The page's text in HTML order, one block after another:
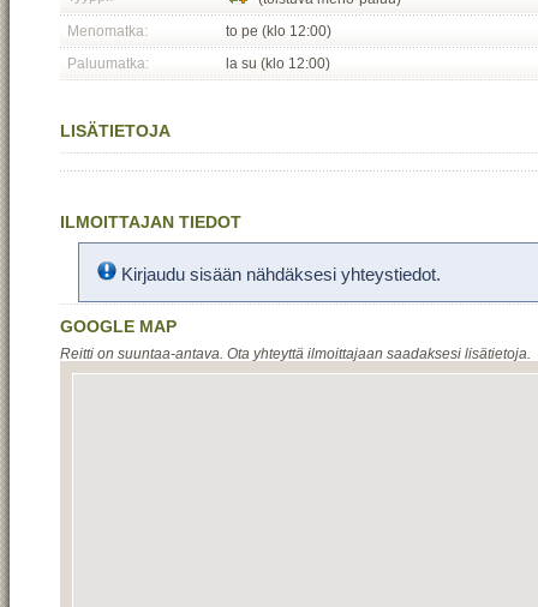
Menomatka:
to pe (klo 12:00)
Paluumatka:
la su (klo 12:00)
LISÄTIETOJA
ILMOITTAJAN TIEDOT
Kirjaudu sisään nähdäksesi yhteystiedot.
GOOGLE MAP
Reitti on suuntaa-antava. Ota yhteyttä ilmoittajaan saadaksesi lisätietoja.